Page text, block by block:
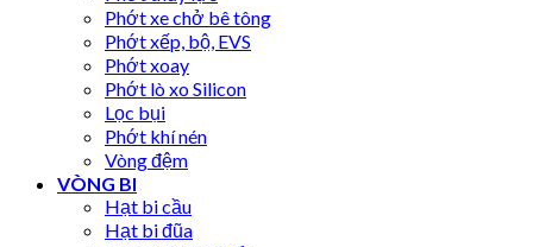
Phớt xe chở bê tông
Phớt xếp, bộ, EVS
Phớt xoay
Phớt lò xo Silicon
Lọc bụi
Phớt khí nén
Vòng đệm
VÒNG BI
Hạt bi cầu
Hạt bi đũa